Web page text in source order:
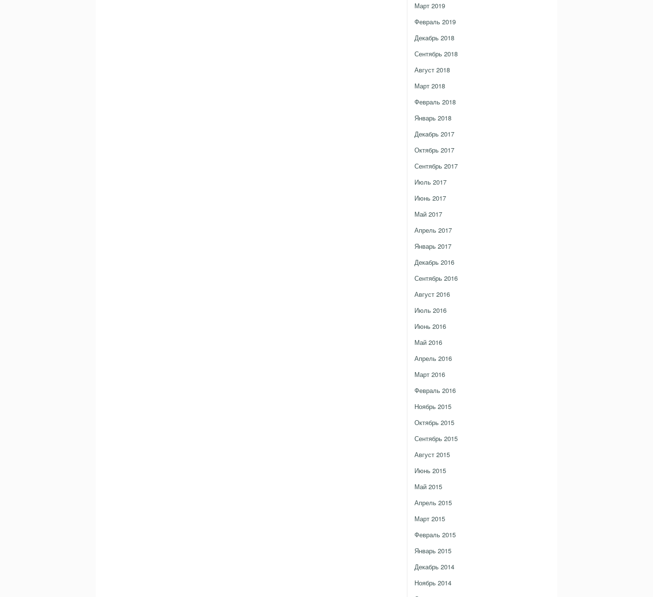
Март 2019
Февраль 2019
Декабрь 2018
Сентябрь 2018
Август 2018
Март 2018
Февраль 2018
Январь 2018
Декабрь 2017
Октябрь 2017
Сентябрь 2017
Июль 2017
Июнь 2017
Май 2017
Апрель 2017
Январь 2017
Декабрь 2016
Сентябрь 2016
Август 2016
Июль 2016
Июнь 2016
Май 2016
Апрель 2016
Март 2016
Февраль 2016
Ноябрь 2015
Октябрь 2015
Сентябрь 2015
Август 2015
Июнь 2015
Май 2015
Апрель 2015
Март 2015
Февраль 2015
Январь 2015
Декабрь 2014
Ноябрь 2014